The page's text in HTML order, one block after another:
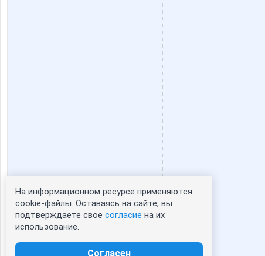
Статистика портрета:
сейчас просматривают портрет - 0
зарегистрированные пользователи
На информационном ресурсе применяются
cookie-файлы. Оставаясь на сайте, вы
подтверждаете свое согласие на их
использование.
Согласен